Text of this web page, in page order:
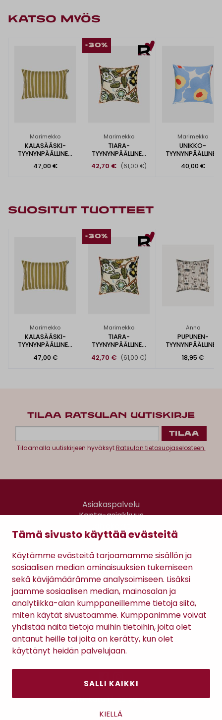
Tämä sivusto käyttää evästeitä
Käytämme evästeitä tarjoamamme sisällön ja
sosiaalisen median ominaisuuksien tukemiseen
sekä kävijämäärämme analysoimiseen. Lisäksi
jaamme sosiaalisen median, mainosalan ja
analytiikka-alan kumppaneillemme tietoja siitä,
miten käytät sivustoamme. Kumppanimme voivat
yhdistää näitä tietoja muihin tietoihin, joita olet
antanut heille tai joita on kerätty, kun olet
käyttänyt heidän palvelujaan.
SALLI KAIKKI
KIELLÄ
KATSO MYÖS
Marimekko
KALASÄÄSKI-
TYYNYNPÄÄLLINEN
47,00 €
-30%
Marimekko
TIARA-
TYYNYNPÄÄLLINEN
50X50CM
42,70 € (61,00 €)
Marimekko
UNIKKO-
TYYNYNPÄÄLLINEN
40,00 €
SUOSITUT TUOTTEET
Marimekko
KALASÄÄSKI-
TYYNYNPÄÄLLINEN
47,00 €
-30%
Marimekko
TIARA-
TYYNYNPÄÄLLINEN
50X50CM
42,70 € (61,00 €)
Anno
PUPUNEN-
TYYNYNPÄÄLLINEN
18,95 €
TILAA RATSULAN UUTISKIRJE
Tilaamalla uutiskirjeen hyväksytRatsulan tietosuojaselosteen.
Asiakaspalvelu
Kanta-asiakkuus
Gomee Ratsula Café
Antinkatu 17, 28100 Pori
Sopimusehdot
Tietosuojaseloste
Maksutavat